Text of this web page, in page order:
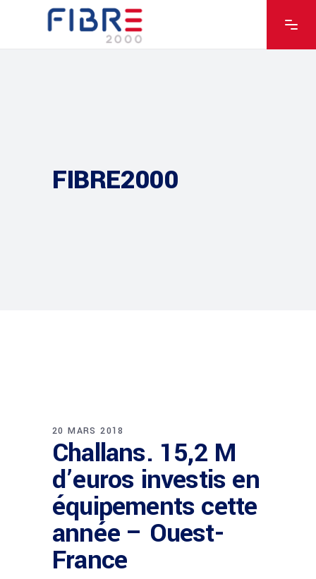
FIBRE2000
20 MARS 2018
Challans. 15,2 M
d’euros investis en
équipements cette
année – Ouest-
France